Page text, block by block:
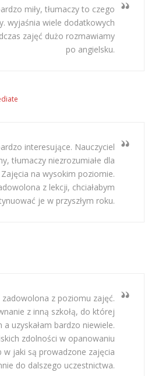
miły, tłumaczy to czego
wyjaśnia wiele dodatkowych
zajęć dużo rozmawiamy
po angielsku.
interesujące. Nauczyciel
tłumaczy niezrozumiałe dla
Zajęcia na wysokim poziomie.
z lekcji, chciałabym
je w przyszłym roku.
z poziomu zajęć.
z inną szkołą, do której
a uzyskałam bardzo niewiele.
zdolności w opanowaniu
w jaki są prowadzone zajęcia
do dalszego uczestnictwa.